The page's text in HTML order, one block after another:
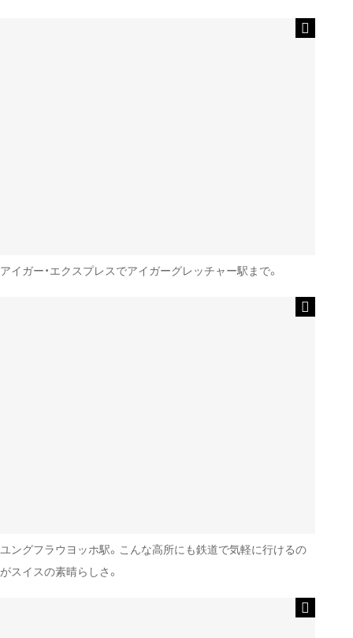
アイガー・エクスプレスでアイガーグレッチャー駅まで。
ユングフラウヨッホ駅。こんな高所にも鉄道で気軽に行けるの
がスイスの素晴らしさ。